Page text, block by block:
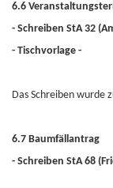
6.6
- Schreiben StA 32
- Tischvorlage -
Das Schreiben wurde
6.7 Baumfällantrag
- Schreiben StA 68